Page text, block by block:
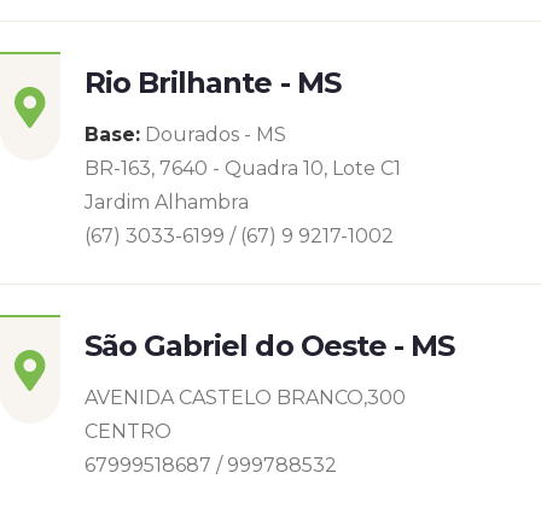
Rio Brilhante - MS
Base: Dourados - MS
BR-163, 7640 - Quadra 10, Lote C1
Jardim Alhambra
(67) 3033-6199 / (67) 9 9217-1002
São Gabriel do Oeste - MS
AVENIDA CASTELO BRANCO,300
CENTRO
67999518687 / 999788532